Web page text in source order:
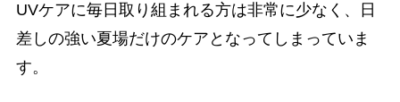
UVケアに毎日取り組まれる方は非常に少なく、日
差しの強い夏場だけのケアとなってしまっていま
す。